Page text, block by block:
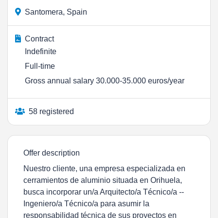
Santomera, Spain
Contract
Indefinite
Full-time
Gross annual salary 30.000-35.000 euros/year
58 registered
Offer description
Nuestro cliente, una empresa especializada en
cerramientos de aluminio situada en Orihuela,
busca incorporar un/a Arquitecto/a Técnico/a --
Ingeniero/a Técnico/a para asumir la
responsabilidad técnica de sus proyectos en